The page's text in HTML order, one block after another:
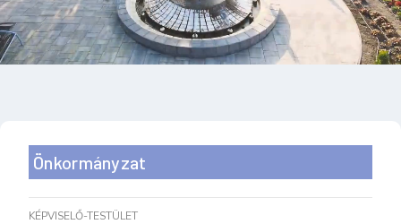
Önkormányzat
KÉPVISELŐ-TESTÜLET